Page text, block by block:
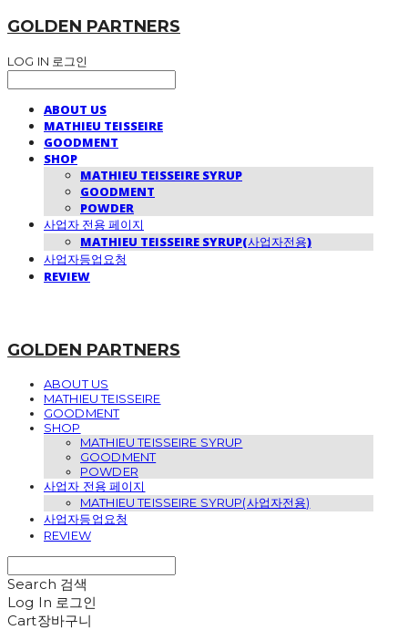
GOLDEN PARTNERS
LOG IN 로그인
ABOUT US
MATHIEU TEISSEIRE
GOODMENT
SHOP
MATHIEU TEISSEIRE SYRUP
GOODMENT
POWDER
사업자 전용 페이지
MATHIEU TEISSEIRE SYRUP(사업자전용)
사업자등업요청
REVIEW
GOLDEN PARTNERS
ABOUT US
MATHIEU TEISSEIRE
GOODMENT
SHOP
MATHIEU TEISSEIRE SYRUP
GOODMENT
POWDER
사업자 전용 페이지
MATHIEU TEISSEIRE SYRUP(사업자전용)
사업자등업요청
REVIEW
Search 검색
Log In 로그인
Cart장바구니